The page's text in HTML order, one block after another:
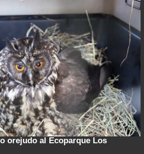
orejudo al Ecoparque Los